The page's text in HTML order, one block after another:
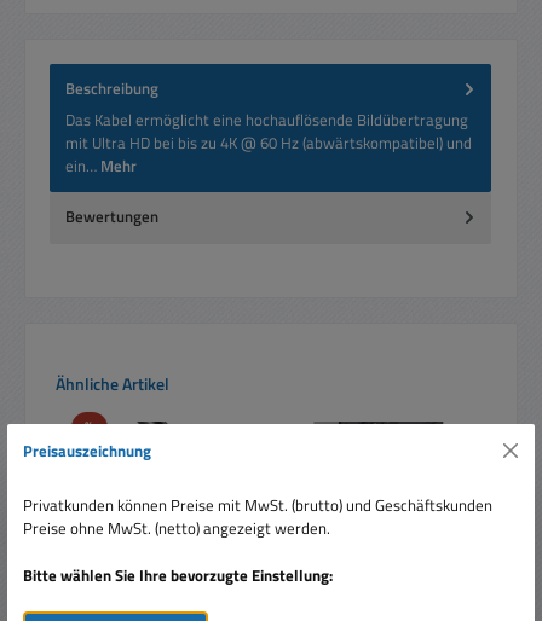
Beschreibung
Das Kabel ermöglicht eine hochauflösende Bildübertragung
mit Ultra HD bei bis zu 4K @ 60 Hz (abwärtskompatibel) und
ein… Mehr
Bewertungen
Produktgalerie überspringen
Ähnliche Artikel
%Rabatt
Preisauszeichnung
Privatkunden können Preise mit MwSt. (brutto) und Geschäftskunden
Preise ohne MwSt. (netto) angezeigt werden.
Bitte wählen Sie Ihre bevorzugte Einstellung: